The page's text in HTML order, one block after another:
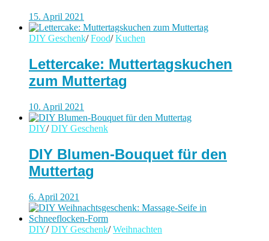
15. April 2021
DIY Geschenk/ Food/ Kuchen
Lettercake: Muttertagskuchen
zum Muttertag
10. April 2021
DIY/ DIY Geschenk
DIY Blumen-Bouquet für den
Muttertag
6. April 2021
DIY/ DIY Geschenk/ Weihnachten